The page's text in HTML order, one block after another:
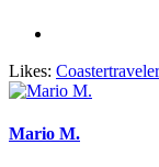
Likes: Coastertraveler
Mario M.